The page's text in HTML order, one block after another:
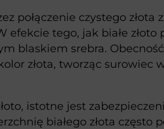
połączenie czystego złota
tego, jak białe złoto
blaskiem srebra.
złota, tworząc surowiec
istotne jest
białego złota często